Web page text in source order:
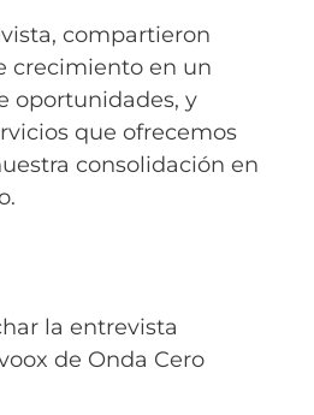
compartieron
crecimiento en un
oportunidades, y
que ofrecemos
consolidación en
la entrevista
de Onda Cero